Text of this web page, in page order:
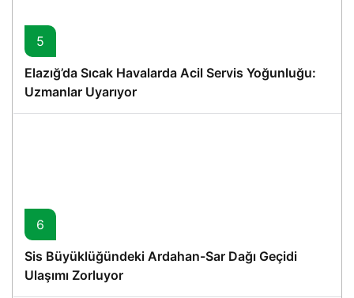
5
Elazığ’da Sıcak Havalarda Acil Servis Yoğunluğu:
Uzmanlar Uyarıyor
6
Sis Büyüklüğündeki Ardahan-Sar Dağı Geçidi
Ulaşımı Zorluyor